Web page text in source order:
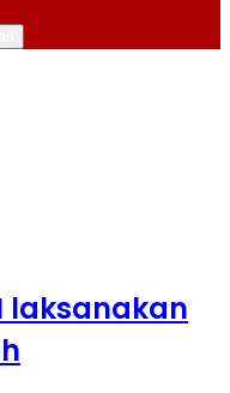
laksanakan